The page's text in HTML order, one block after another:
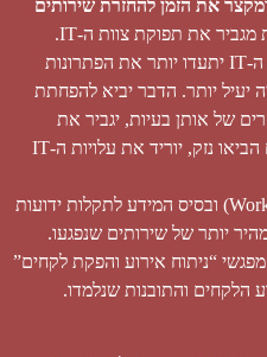
@ ככל שבזמן הטיפול בתקלות אנשי ה-IT יתעדו יותר את הפתרונות
יעיל יותר. הדבר יביא להפחתת
של אותן בעיות, יגביר את
הטיפול הפרו-אקטיבי בתקלות בטרם הביאו נזק, יוריד את עלויות ה-IT
@ בסיס-המידע למעקפים (Workarounds) ובסיס המידע לתקלות ידועות
“ניתוח אירוע והפקת לקחים”